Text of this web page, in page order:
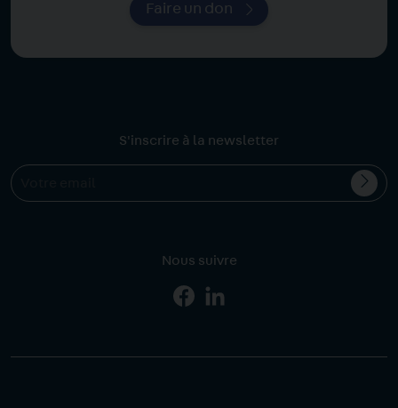
Faire un don
S'inscrire à la newsletter
Nous suivre
Page Page